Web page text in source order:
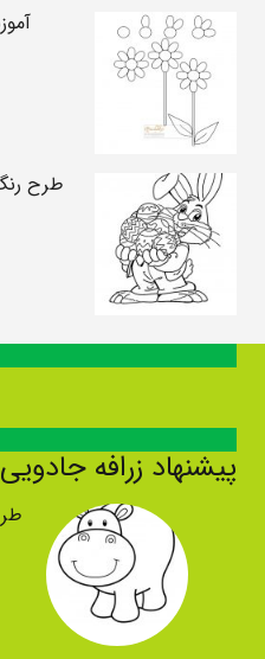
طرح
پیشنهاد زرافه جادویی